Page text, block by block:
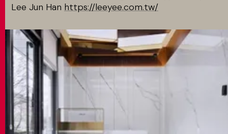
Lee Jun Han https://leeyee.com.tw/